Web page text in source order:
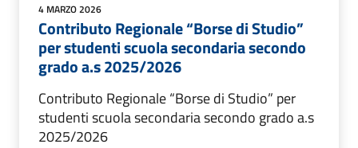
4 MARZO 2026
Contributo Regionale “Borse di Studio”
per studenti scuola secondaria secondo
grado a.s 2025/2026
Contributo Regionale “Borse di Studio” per
studenti scuola secondaria secondo grado a.s
2025/2026